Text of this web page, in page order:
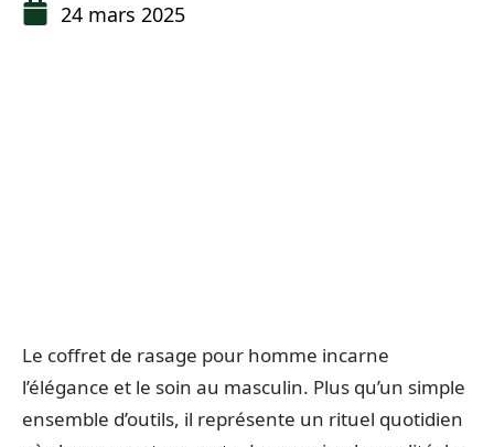
24 mars 2025
Le coffret de rasage pour homme incarne
l’élégance et le soin au masculin. Plus qu’un simple
ensemble d’outils, il représente un rituel quotidien